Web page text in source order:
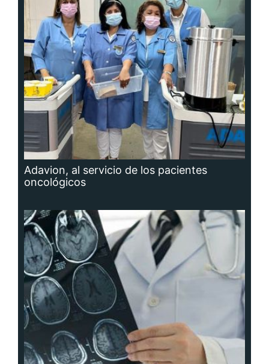
Adavion, al servicio de los pacientes
oncológicos